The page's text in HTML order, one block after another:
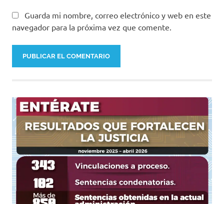
Guarda mi nombre, correo electrónico y web en este
navegador para la próxima vez que comente.